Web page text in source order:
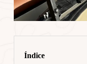
Índice